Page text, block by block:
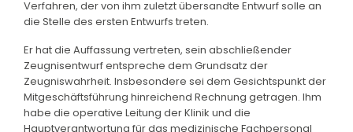
Verfahren, der von ihm zuletzt übersandte Entwurf solle an
die Stelle des ersten Entwurfs treten.
Er hat die Auffassung vertreten, sein abschließender
Zeugnisentwurf entspreche dem Grundsatz der
Zeugniswahrheit. Insbesondere sei dem Gesichtspunkt der
Mitgeschäftsführung hinreichend Rechnung getragen. Ihm
habe die operative Leitung der Klinik und die
Hauptverantwortung für das medizinische Fachpersonal